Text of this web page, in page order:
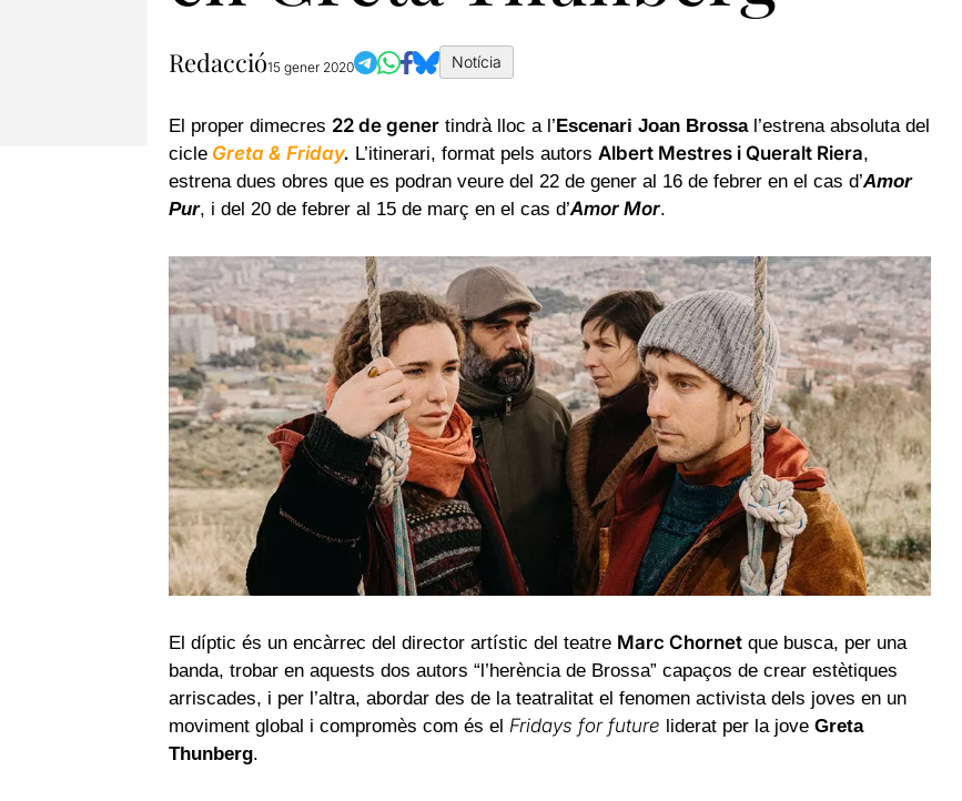
Redacció15 gener 2020 Notícia
El proper dimecres 22 de genertindrà lloc a l’Escenari Joan Brossal’estrena absoluta del
cicleGreta & Friday. L’itinerari, format pels autors Albert Mestres i Queralt Riera,
estrena dues obres que es podran veure del 22 de gener al 16 de febrer en el cas d’Amor
Pur, i del 20 de febrer al 15 de març en el cas d’Amor Mor.
El díptic és un encàrrec del director artístic del teatre Marc Chornetque busca, per una
banda, trobar en aquests dos autors “l’herència de Brossa” capaços de crear estètiques
arriscades, i per l’altra, abordar des de la teatralitat el fenomen activista dels joves en un
moviment global i compromès com és el Fridays for future liderat per la jove Greta
Thunberg.